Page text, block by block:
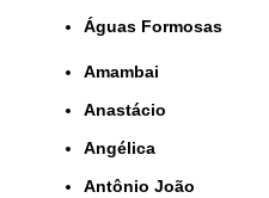
Águas Formosas
Amambai
Anastácio
Angélica
Antônio João